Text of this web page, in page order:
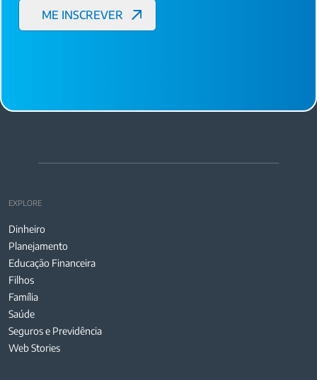
EXPLORE
Dinheiro
Planejamento
Educação Financeira
Filhos
Família
Saúde
Seguros e Previdência
Web Stories